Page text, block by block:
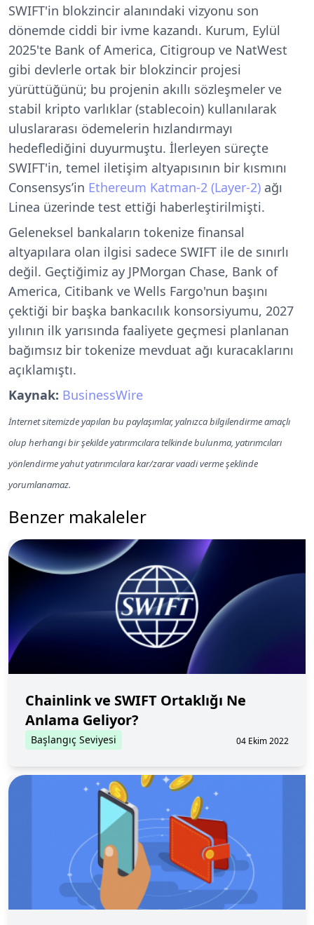
SWIFT'in blokzincir alanındaki vizyonu son
dönemde ciddi bir ivme kazandı. Kurum, Eylül
2025'te Bank of America, Citigroup ve NatWest
gibi devlerle ortak bir blokzincir projesi
yürüttüğünü; bu projenin akıllı sözleşmeler ve
stabil kripto varlıklar (stablecoin) kullanılarak
uluslararası ödemelerin hızlandırmayı
hedeflediğini duyurmuştu. İlerleyen süreçte
SWIFT'in, temel iletişim altyapısının bir kısmını
Consensys’in Ethereum Katman-2 (Layer-2) ağı
Linea üzerinde test ettiği haberleştirilmişti.
Geleneksel bankaların tokenize finansal
altyapılara olan ilgisi sadece SWIFT ile de sınırlı
değil. Geçtiğimiz ay JPMorgan Chase, Bank of
America, Citibank ve Wells Fargo'nun başını
çektiği bir başka bankacılık konsorsiyumu, 2027
yılının ilk yarısında faaliyete geçmesi planlanan
bağımsız bir tokenize mevduat ağı kuracaklarını
açıklamıştı.
Kaynak: BusinessWire
İnternet sitemizde yapılan bu paylaşımlar, yalnızca bilgilendirme amaçlı
olup herhangi bir şekilde yatırımcılara telkinde bulunma, yatırımcıları
yönlendirme yahut yatırımcılara kar/zarar vaadi verme şeklinde
yorumlanamaz.
Benzer makaleler
Chainlink ve SWIFT Ortaklığı Ne
Anlama Geliyor?
Başlangıç Seviyesi 04 Ekim 2022